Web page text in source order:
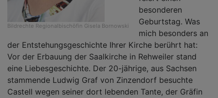
Bildrechte Regionalbischöfin Gisela Bornowski
besonderen
Geburtstag. Was
mich besonders an
der Entstehungsgeschichte Ihrer Kirche berührt hat:
Vor der Erbauung der Saalkirche in Rehweiler stand
eine Liebesgeschichte. Der 20-jährige, aus Sachsen
stammende Ludwig Graf von Zinzendorf besuchte
Castell wegen seiner dort lebenden Tante, der Gräfin